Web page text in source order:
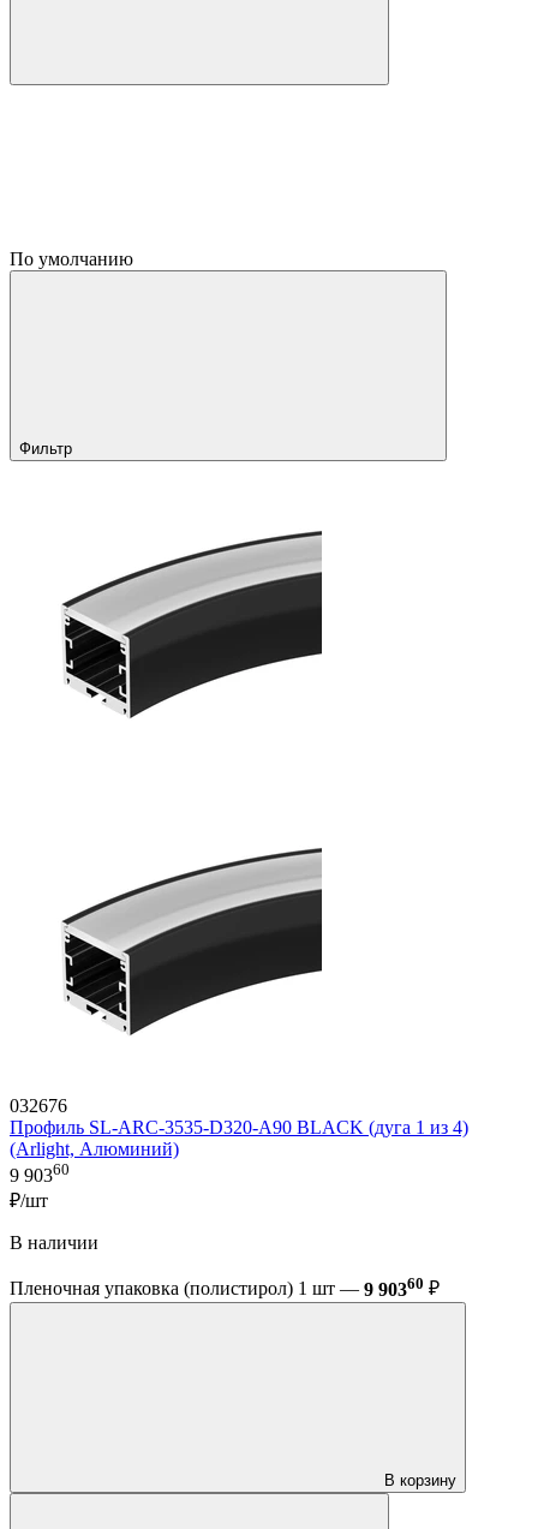
По умолчанию
Фильтр
032676
Профиль SL-ARC-3535-D320-A90 BLACK (дуга 1 из 4)
(Arlight, Алюминий)
9 90360
₽/шт
В наличии
Пленочная упаковка (полистирол) 1 шт — 9 90360 ₽
В корзину